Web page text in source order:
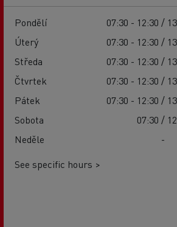
Pondělí
07:30 - 12:30 /
Úterý
07:30 - 12:30 /
Středa
07:30 - 12:30 /
Čtvrtek
07:30 - 12:30 /
Pátek
07:30 - 12:30 /
Sobota
07:30 /
Neděle
-
See specific hours >